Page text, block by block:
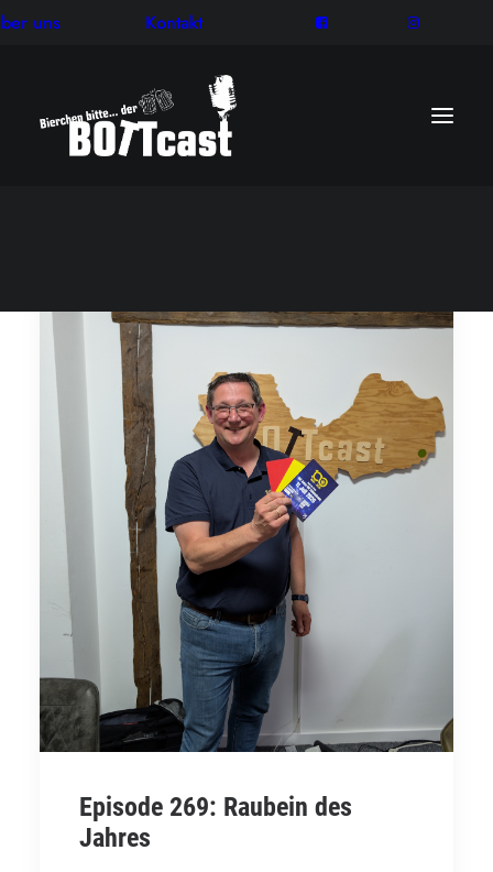
uns Kontakt
Episode 269: Raubein des
Jahres